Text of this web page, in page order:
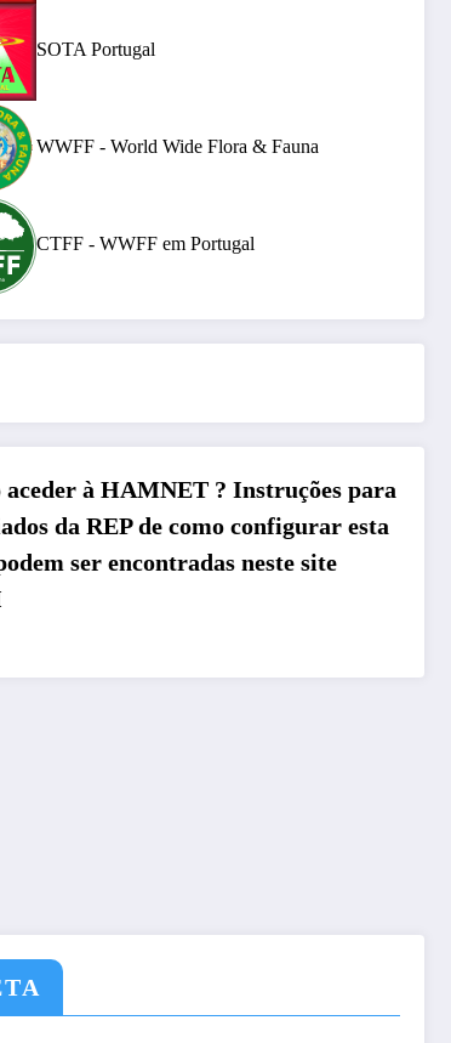
nós ! Seja nosso
SOTA Portugal
WWFF - World Wide Flora & Fauna
CTFF - WWFF em Portugal
aceder à HAMNET ? Instruções para
da REP de como configurar esta
ser encontradas neste site